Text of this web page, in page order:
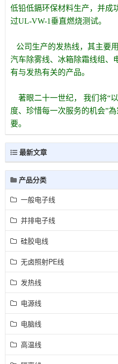
低铅低鎘环保材料生产，并成
过UL-VW-1垂直燃烧测试。
公司生产的发热线，其主要
汽车除雾线、冰箱除霜线组、
有与发热有关的产品。
著眼二十一世纪， 我们将“
度、珍惜每一次服务的机会”
要。
最新文章
产品分类
一般电子线
并排电子线
硅胶电线
无卤照射PE线
发热线
电源线
电脑线
高温线